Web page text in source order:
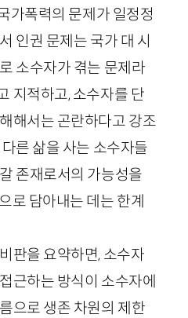
가폭력의 문제가 일정정
인권 문제는 국가 대 시
소수자가 겪는 문제라
지적하고, 소수자를 단
해서는 곤란하다고 강조
른 삶을 사는 소수자들
존재로서의 가능성을
로 담아내는 데는 한계
판을 요약하면, 소수자
근하는 방식이 소수자에
으로 생존 차원의 제한